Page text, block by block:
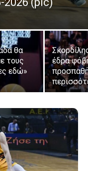
θα
τους
εδώ»
έδρα